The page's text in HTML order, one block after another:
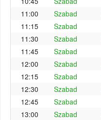
11:00
Szabad
11:15
Szabad
11:30
Szabad
11:45
Szabad
12:00
Szabad
12:15
Szabad
12:30
Szabad
12:45
Szabad
13:00
Szabad